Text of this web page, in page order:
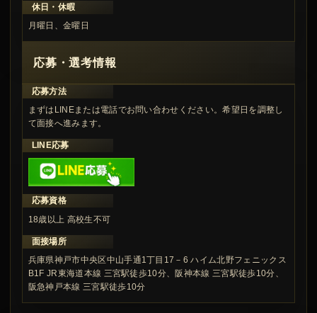
休日・休暇
月曜日、金曜日
応募・選考情報
応募方法
まずはLINEまたは電話でお問い合わせください。希望日を調整し
て面接へ進みます。
LINE応募
応募資格
18歳以上 高校生不可
面接場所
兵庫県神戸市中央区中山手通1丁目17－6 ハイム北野フェニックス
B1F JR東海道本線 三宮駅徒歩10分、阪神本線 三宮駅徒歩10分、
阪急神戸本線 三宮駅徒歩10分